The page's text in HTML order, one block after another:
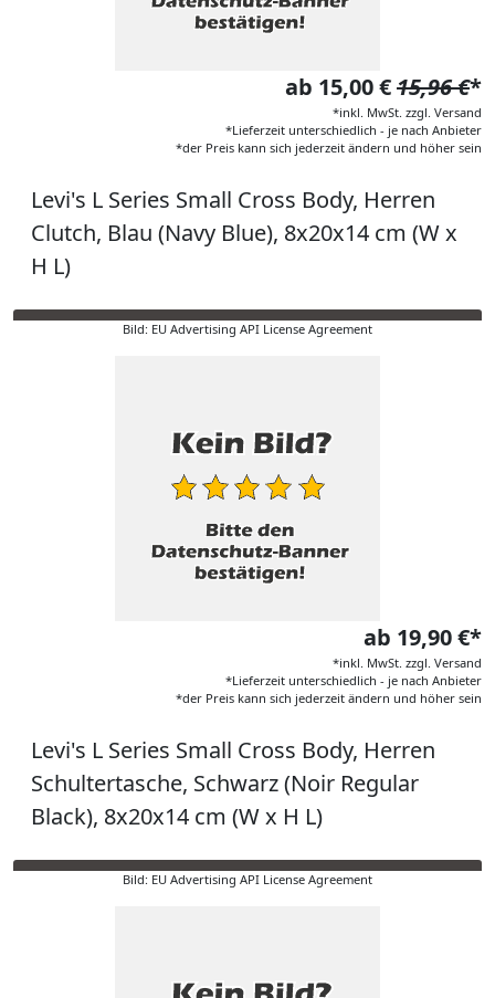
ab 15,00 €15,96 €*
*inkl. MwSt. zzgl. Versand
*Lieferzeit unterschiedlich - je nach Anbieter
*der Preis kann sich jederzeit ändern und höher sein
Levi's L Series Small Cross Body, Herren
Clutch, Blau (Navy Blue), 8x20x14 cm (W x
H L)
Bild: EU Advertising API License Agreement
ab 19,90 €*
*inkl. MwSt. zzgl. Versand
*Lieferzeit unterschiedlich - je nach Anbieter
*der Preis kann sich jederzeit ändern und höher sein
Levi's L Series Small Cross Body, Herren
Schultertasche, Schwarz (Noir Regular
Black), 8x20x14 cm (W x H L)
Bild: EU Advertising API License Agreement